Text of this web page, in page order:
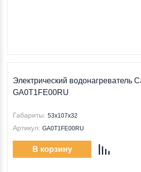
Электрический водонагреватель
GA0T1FE00RU
Габариты: 53х107х32
Артикул: GA0T1FE00RU
В корзину